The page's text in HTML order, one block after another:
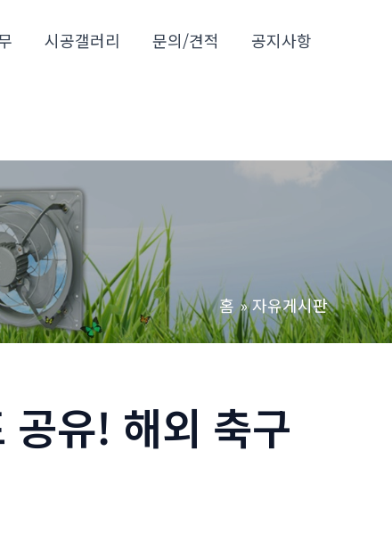
시공갤러리 문의/견적 공지사항
홈 자유게시판
유! 해외 축구